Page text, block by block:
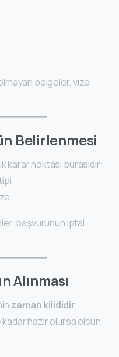
belgeler, vize
Belirlenmesi
noktası burasıdır:
başvurunun iptal
Alınması
zaman kilididir.
hazır olursa olsun